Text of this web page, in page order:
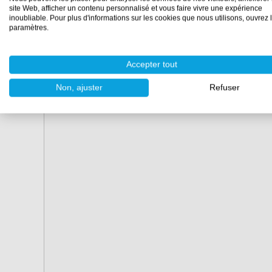
Marque :Black Diamond
site Web, afficher un contenu personnalisé et vous faire vivre une expérience
inoubliable. Pour plus d'informations sur les cookies que nous utilisons, ouvrez
paramètres.
Accepter tout
Non, ajuster Refuser